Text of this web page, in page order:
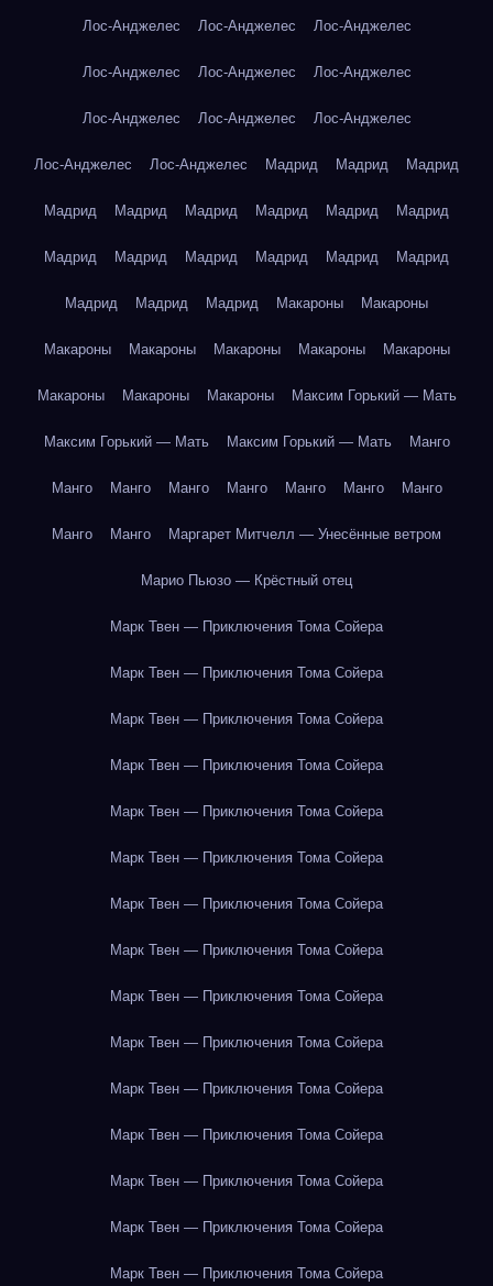
Лос-Анджелес Лос-Анджелес Лос-Анджелес
Лос-Анджелес Лос-Анджелес Лос-Анджелес
Лос-Анджелес Лос-Анджелес Лос-Анджелес
Лос-Анджелес Лос-Анджелес Мадрид Мадрид Мадрид
Мадрид Мадрид Мадрид Мадрид Мадрид Мадрид
Мадрид Мадрид Мадрид Мадрид Мадрид Мадрид
Мадрид Мадрид Мадрид Макароны Макароны
Макароны Макароны Макароны Макароны Макароны
Макароны Макароны Макароны Максим Горький — Мать
Максим Горький — Мать Максим Горький — Мать Манго
Манго Манго Манго Манго Манго Манго Манго
Манго Манго Маргарет Митчелл — Унесённые ветром
Марио Пьюзо — Крёстный отец
Марк Твен — Приключения Тома Сойера
Марк Твен — Приключения Тома Сойера
Марк Твен — Приключения Тома Сойера
Марк Твен — Приключения Тома Сойера
Марк Твен — Приключения Тома Сойера
Марк Твен — Приключения Тома Сойера
Марк Твен — Приключения Тома Сойера
Марк Твен — Приключения Тома Сойера
Марк Твен — Приключения Тома Сойера
Марк Твен — Приключения Тома Сойера
Марк Твен — Приключения Тома Сойера
Марк Твен — Приключения Тома Сойера
Марк Твен — Приключения Тома Сойера
Марк Твен — Приключения Тома Сойера
Марк Твен — Приключения Тома Сойера